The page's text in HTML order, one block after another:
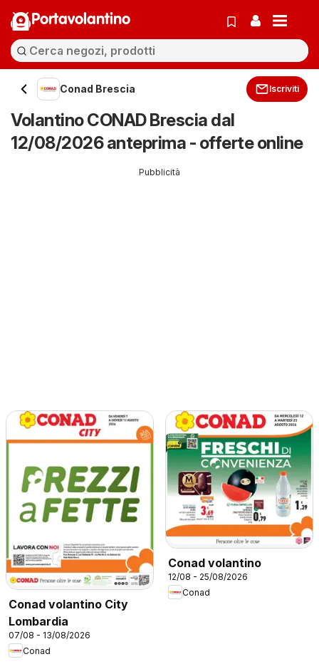
Portavolantino
Conad Brescia Iscriviti
Volantino CONAD Brescia dal
12/08/2026 anteprima - offerte online
Pubblicità
Conad volantino City
Lombardia
07/08 - 13/08/2026
Conad
Conad volantino
12/08 - 25/08/2026
Conad